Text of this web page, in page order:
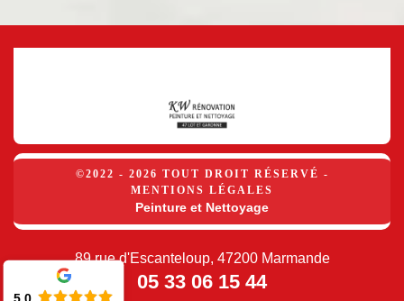
©2022 - 2026 TOUT DROIT RÉSERVÉ -
MENTIONS LÉGALES
Peinture et Nettoyage
89 rue d'Escanteloup, 47200 Marmande
05 33 06 15 44